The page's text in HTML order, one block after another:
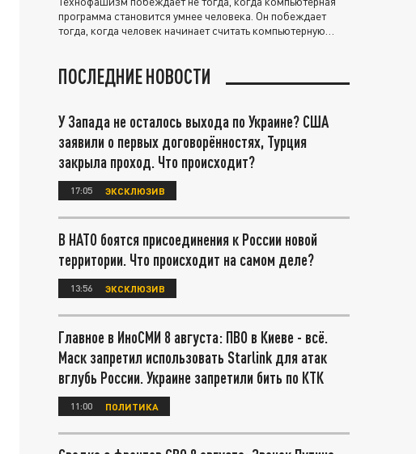
программа становится умнее человека. Он побеждает
тогда, когда человек начинает считать компьютерную
ПОСЛЕДНИЕ НОВОСТИ
У Запада не осталось выхода по Украине? США
заявили о первых договорённостях, Турция
закрыла проход. Что происходит?
17:05 ЭКСКЛЮЗИВ
В НАТО боятся присоединения к России новой
территории. Что происходит на самом деле?
13:56 ЭКСКЛЮЗИВ
Главное в ИноСМИ 8 августа: ПВО в Киеве - всё.
Маск запретил использовать Starlink для атак
вглубь России. Украине запретили бить по КТК
11:00 ПОЛИТИКА